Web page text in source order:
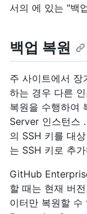
서의 에 있는 "백
백업 복원
주 사이트에서 장
하는 경우 다른
복원을 수행하여
Server 인스턴스
의 SSH 키를 대
는 SSH 키로 추
GitHub
할 때는 현재 버
이터만 복원할